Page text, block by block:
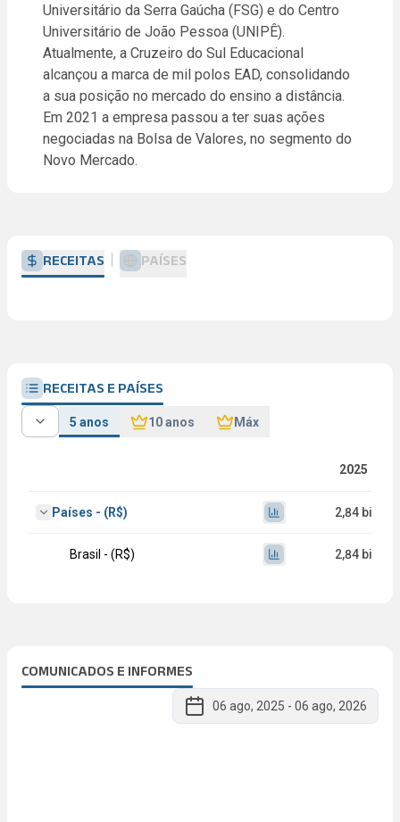
Universitário da Serra Gaúcha (FSG) e do Centro
Universitário de João Pessoa (UNIPÊ).
Atualmente, a Cruzeiro do Sul Educacional
alcançou a marca de mil polos EAD, consolidando
a sua posição no mercado do ensino a distância.
Em 2021 a empresa passou a ter suas ações
negociadas na Bolsa de Valores, no segmento do
Novo Mercado.
RECEITAS PAÍSES
RECEITAS E PAÍSES
5 anos 10 anos Máx
2025
Países - (R$) 2,84 bi
Brasil - (R$) 2,84 bi
COMUNICADOS E INFORMES
06 ago, 2025 - 06 ago, 2026